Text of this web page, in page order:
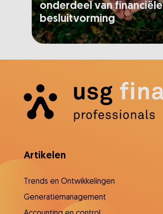
onderdeel van financiële
besluitvorming
Artikelen
Trends en Ontwikkelingen
Generatiemanagement